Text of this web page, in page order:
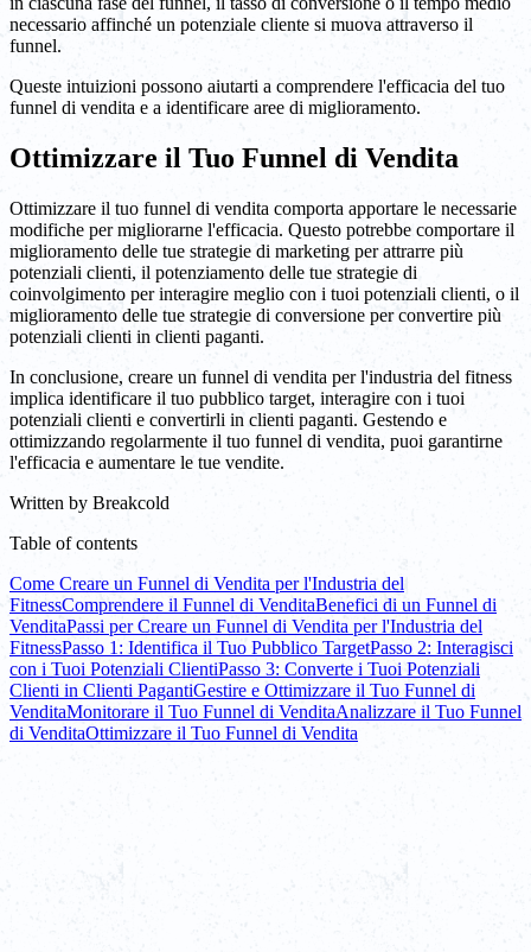
necessario affinché un potenziale cliente si muova attraverso il
funnel.
Queste intuizioni possono aiutarti a comprendere l'efficacia del tuo
funnel di vendita e a identificare aree di miglioramento.
Ottimizzare il Tuo Funnel di Vendita
Ottimizzare il tuo funnel di vendita comporta apportare le necessarie
modifiche per migliorarne l'efficacia. Questo potrebbe comportare il
miglioramento delle tue strategie di marketing per attrarre più
potenziali clienti, il potenziamento delle tue strategie di
coinvolgimento per interagire meglio con i tuoi potenziali clienti, o il
miglioramento delle tue strategie di conversione per convertire più
potenziali clienti in clienti paganti.
In conclusione, creare un funnel di vendita per l'industria del fitness
implica identificare il tuo pubblico target, interagire con i tuoi
potenziali clienti e convertirli in clienti paganti. Gestendo e
ottimizzando regolarmente il tuo funnel di vendita, puoi garantirne
l'efficacia e aumentare le tue vendite.
Written by Breakcold
Table of contents
Come Creare un Funnel di Vendita per l'Industria del
FitnessComprendere il Funnel di VenditaBenefici di un Funnel di
VenditaPassi per Creare un Funnel di Vendita per l'Industria del
FitnessPasso 1: Identifica il Tuo Pubblico TargetPasso 2: Interagisci
con i Tuoi Potenziali ClientiPasso 3: Converte i Tuoi Potenziali
Clienti in Clienti PagantiGestire e Ottimizzare il Tuo Funnel di
VenditaMonitorare il Tuo Funnel di VenditaAnalizzare il Tuo Funnel
di VenditaOttimizzare il Tuo Funnel di Vendita